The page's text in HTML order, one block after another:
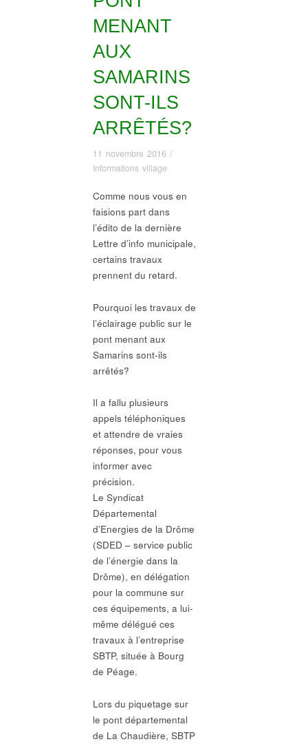
MENANT
AUX
SAMARINS
SONT-ILS
ARRÊTÉS?
11 novembre 2016 /
Informations village
Comme nous vous en
faisions part dans
l’édito de la dernière
Lettre d’info municipale,
certains travaux
prennent du retard.
Pourquoi les travaux de
l’éclairage public sur le
pont menant aux
Samarins sont-ils
arrêtés?
Il a fallu plusieurs
appels téléphoniques
et attendre de vraies
réponses, pour vous
informer avec
précision.
Le Syndicat
Départemental
d’Energies de la Drôme
(SDED – service public
de l’énergie dans la
Drôme), en délégation
pour la commune sur
ces équipements, a lui-
même délégué ces
travaux à l’entreprise
SBTP, située à Bourg
de Péage.
Lors du piquetage sur
le pont départemental
de La Chaudière, SBTP